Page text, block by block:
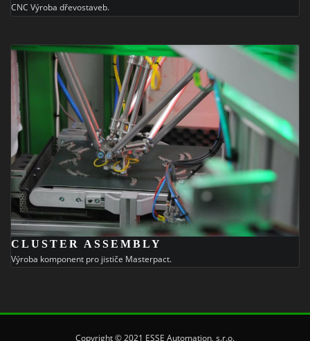
CNC Výroba dřevostaveb.
CLUSTER ASSEMBLY
Výroba komponent pro jističe Masterpact.
Copyright © 2021 ESSE Automation, s.r.o.